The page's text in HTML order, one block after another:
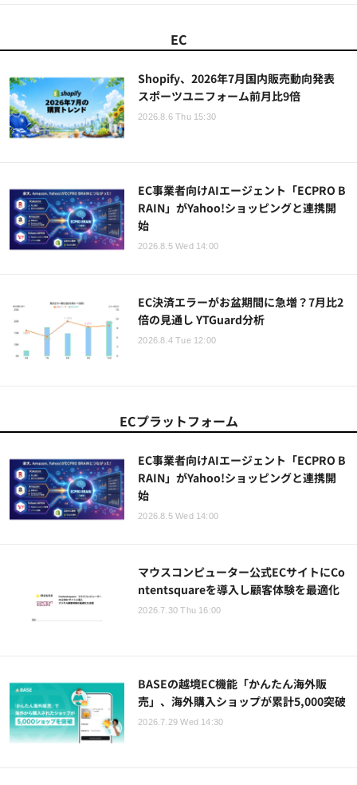
EC
Shopify、2026年7月国内販売動向発表
スポーツユニフォーム前月比9倍
2026.8.6 Thu 15:30
EC事業者向けAIエージェント「ECPRO B
RAIN」がYahoo!ショッピングと連携開
始
2026.8.5 Wed 14:00
EC決済エラーがお盆期間に急増？7月比2
倍の見通し YTGuard分析
2026.8.4 Tue 12:00
ECプラットフォーム
EC事業者向けAIエージェント「ECPRO B
RAIN」がYahoo!ショッピングと連携開
始
2026.8.5 Wed 14:00
マウスコンピューター公式ECサイトにCo
ntentsquareを導入し顧客体験を最適化
2026.7.30 Thu 16:00
BASEの越境EC機能「かんたん海外販
売」、海外購入ショップが累計5,000突破
2026.7.29 Wed 14:30